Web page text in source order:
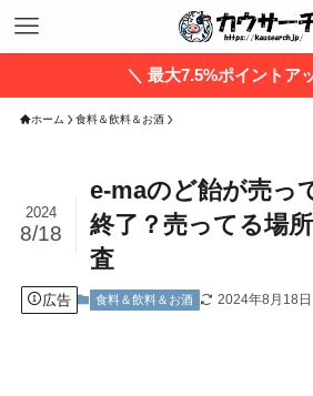
＼ 最大7.5%ポイントア
ホーム 食料＆飲料＆お酒
e-maのど飴が売っ
終了？売ってる場
査
2024
8/18
広告 食料＆飲料＆お酒 2024年8月18日